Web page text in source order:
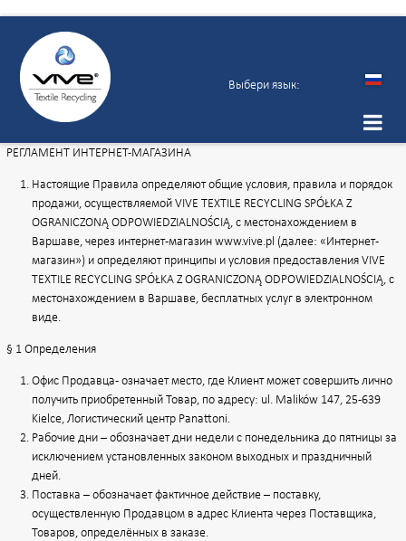
Выбери язык:
РЕГЛАМЕНТ ИНТЕРНЕТ-МАГАЗИНА
Настоящие Правила определяют общие условия, правила и порядок
продажи, осуществляемой VIVE TEXTILE RECYCLING SPÓŁKA Z
OGRANICZONĄ ODPOWIEDZIALNOŚCIĄ, с местонахождением в
Варшаве, через интернет-магазин www.vive.pl (далее: «Интернет-
магазин») и определяют принципы и условия предоставления VIVE
TEXTILE RECYCLING SPÓŁKA Z OGRANICZONĄ ODPOWIEDZIALNOŚCIĄ, с
местонахождением в Варшаве, бесплатных услуг в электронном
виде.
§ 1 Определения
Офис Продавца - означает место, где Клиент может совершить лично
получить приобретенный Товар, по адресу: ul. Malików 147, 25-639
Kielce, Логистический центр Panattoni.
Рабочие дни – обозначает дни недели с понедельника до пятницы за
исключением установленных законом выходных и праздничный
дней.
Поставка – обозначает фактичное действие – поставку,
осуществленную Продавцом в адрес Клиента через Поставщика,
Товаров, определённых в заказе.